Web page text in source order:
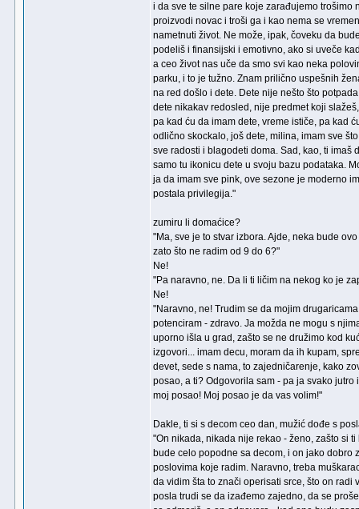
i da sve te silne pare koje zarađujemo trošimo
proizvodi novac i troši ga i kao nema se
nametnuti život. Ne može, ipak, čoveku da
podeliš i finansijski i emotivno, ako si uveče
a ceo život nas uče da smo svi kao neka
parku, i to je tužno. Znam prilično uspešnih
na red došlo i dete. Dete nije nešto što
dete nikakav redosled, nije predmet koji
pa kad ću da imam dete, vreme ističe, pa kad
odlično skockalo, još dete, milina, imam sve
sve radosti i blagodeti doma. Sad, kao, ti imaš
samo tu ikonicu dete u svoju bazu podataka.
ja da imam sve pink, ove sezone je moderno
postala privilegija."
zumiru li domaćice?
"Ma, sve je to stvar izbora. Ajde, neka bude
zato što ne radim od 9 do 6?"
Ne!
"Pa naravno, ne. Da li ti ličim na nekog ko je
Ne!
"Naravno, ne! Trudim se da mojim
potenciram - zdravo. Ja možda ne mogu s
uporno išla u grad, zašto se ne družimo kod
izgovori... imam decu, moram da ih kupam,
devet, sede s nama, to zajedničarenje, kako
posao, a ti? Odgovorila sam - pa ja svako
moj posao! Moj posao je da vas volim!"
Dakle, ti si s decom ceo dan, mužić dođe s
"On nikada, nikada nije rekao - ženo, zašto si
bude celo popodne sa decom, i on jako dobro
poslovima koje radim. Naravno, treba
da vidim šta to znači operisati srce, što on
posla trudi se da izađemo zajedno, da se